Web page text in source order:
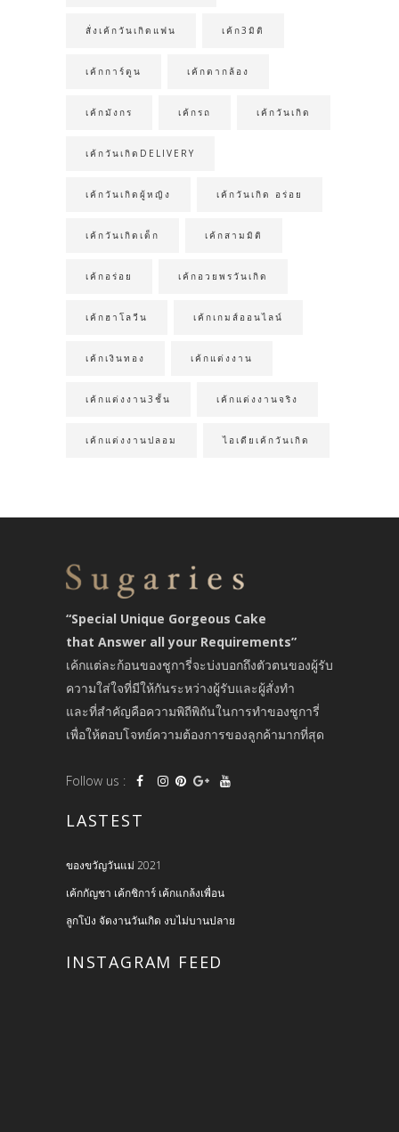
สั่งเค้กวันเกิดแฟน เค้ก3มิติ
เค้กการ์ตูน เค้กตากล้อง
เค้กมังกร เค้กรถ เค้กวันเกิด
เค้กวันเกิดDELIVERY
เค้กวันเกิดผู้หญิง เค้กวันเกิด อร่อย
เค้กวันเกิดเด็ก เค้กสามมิติ
เค้กอร่อย เค้กอวยพรวันเกิด
เค้กฮาโลวีน เค้กเกมส์ออนไลน์
เค้กเงินทอง เค้กแต่งงาน
เค้กแต่งงาน3ชั้น เค้กแต่งงานจริง
เค้กแต่งงานปลอม ไอเดียเค้กวันเกิด
“Special Unique Gorgeous Cake
that Answer all your Requirements”
เค้กแต่ละก้อนของชูการี่จะบ่งบอกถึงตัวตนของผู้รับ
ความใส่ใจที่มีให้กันระหว่างผู้รับและผู้สั่งทำ
และที่สำคัญคือความพิถีพิถันในการทำของชูการี่
เพื่อให้ตอบโจทย์ความต้องการของลูกค้ามากที่สุด
Follow us :
LASTEST
ของขวัญวันแม่ 2021
เค้กกัญชา เค้กชิการ์ เค้กแกล้งเพื่อน
ลูกโป่ง จัดงานวันเกิด งบไม่บานปลาย
INSTAGRAM FEED